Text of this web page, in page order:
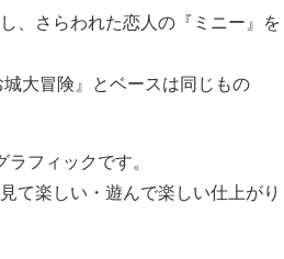
、さらわれた恋人の『ミニー』を
大冒険』とベースは同じもの
フィックです。
て楽しい・遊んで楽しい仕上がり